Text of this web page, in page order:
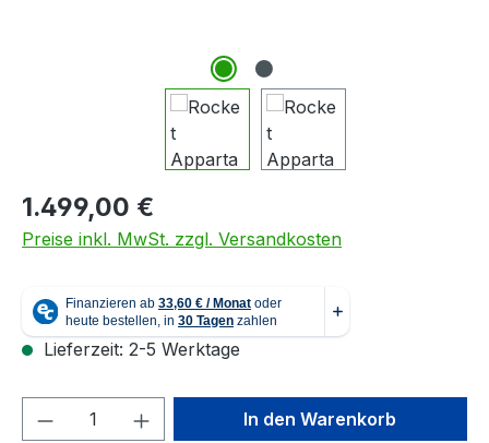
Regulärer Preis:
1.499,00 €
Preise inkl. MwSt. zzgl. Versandkosten
Lieferzeit: 2-5 Werktage
Produkt Anzahl: Gib denIn den Warenkorb